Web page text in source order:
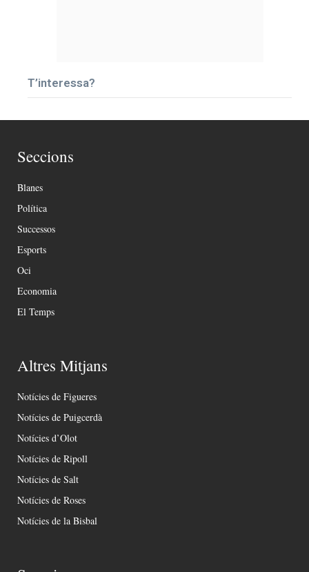
T’interessa?
Seccions
Blanes
Política
Successos
Esports
Oci
Economia
El Temps
Altres Mitjans
Notícies de Figueres
Notícies de Puigcerdà
Notícies d’Olot
Notícies de Ripoll
Notícies de Salt
Notícies de Roses
Notícies de la Bisbal